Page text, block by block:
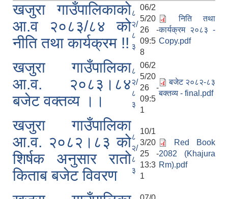
खजुरा गाउँपालिकाको
आ.व २०८३/८४ को
नीति तथा कार्यक्रम !!
८
२/
८
३
06/2
5/20
26 -
09:5
8
निति तथा
कार्यक्रम २०८३ -
Copy.pdf
खजुरा गाउँपालिका
आ.व. २०८३।८४
बजेट वक्तव्य ।।
८
२/
८
३
06/2
5/20
26 -
09:5
1
बजेट २०८२-८३
बक्तव्य - final.pdf
खजुरा गाउँपालिका
आ.व. २०८२।८३ को
शिर्षक अनुसार रातो
किताब बजेट विवरण
८
२/
८
३
10/1
3/20
25 -
13:3
1
Red Book
2082 (Khajura
Rm).pdf